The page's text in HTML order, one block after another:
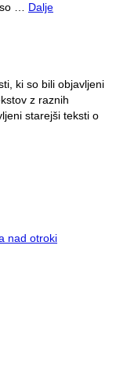
so … Dalje
ki so bili objavljeni
z raznih
starejši teksti o
nad otroki